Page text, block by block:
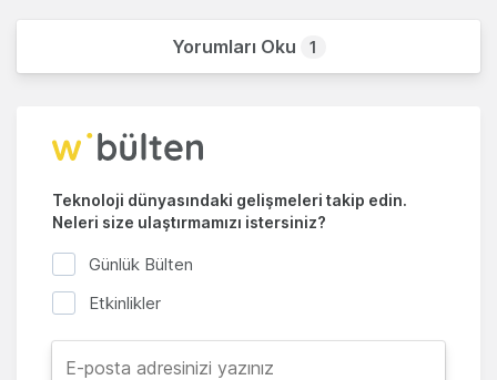
Yorumları Oku 1
Teknoloji dünyasındaki gelişmeleri takip edin.
Neleri size ulaştırmamızı istersiniz?
Günlük Bülten
Etkinlikler